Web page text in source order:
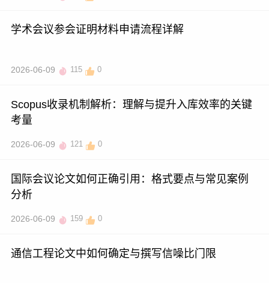
学术会议参会证明材料申请流程详解
2026-06-09 115 0
Scopus收录机制解析：理解与提升入库效率的关键
考量
2026-06-09 121 0
国际会议论文如何正确引用：格式要点与常见案例
分析
2026-06-09 159 0
通信工程论文中如何确定与撰写信噪比门限